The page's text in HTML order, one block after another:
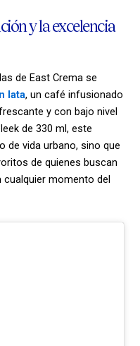
y la excelencia
de East Crema se
lata, un café infusionado
y con bajo nivel
de 330 ml, este
de vida urbano, sino que
de quienes buscan
cualquier momento del